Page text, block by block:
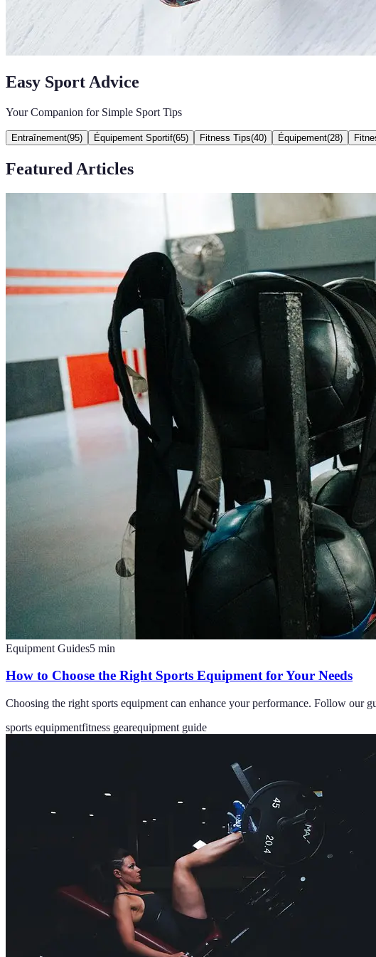
Easy Sport Advice
Your Companion for Simple Sport Tips
Entraînement(95) Équipement Sportif(65) Fitness Tips(40) Équipement(28)
Featured Articles
Equipment Guides5 min
How to Choose the Right Sports Equipment for Your Needs
Choosing the right sports equipment can enhance your performance. Follow our
sports equipmentfitness gearequipment guide